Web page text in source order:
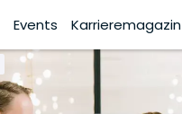
Events Karrieremagazin